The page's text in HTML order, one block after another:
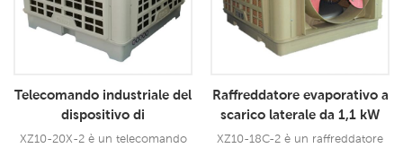
innova gli usi del design a
doppia uscita dell'aria per
soffiare vento più forte per
Telecomando industriale del
dispositivo di
raffreddamento dell'aria da
XZ10-20X-2 è un telecomando
Raffreddatore evaporativo a
scarico laterale da 1,1 kW
Dispositivo di
XZ10-18C-2 è un raffreddatore